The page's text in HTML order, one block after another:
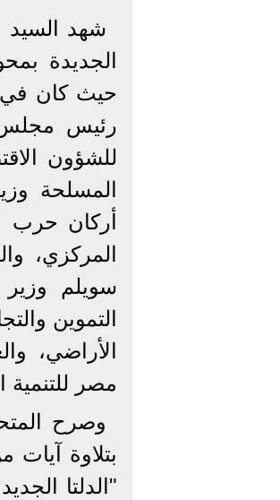
شهد السيد
الجديدة
حيث كان في
رئيس مجلس
للشؤون
المسلحة
أركان حرب
المركزي،
سويلم وزير
التموين
الأراضي،
مصر للتنمية
وصرح
بتلاوة
"الدلتا